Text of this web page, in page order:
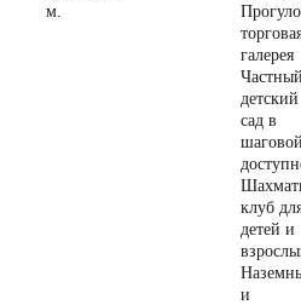
м.
галерея
Частный
детский
сад в
шаговой
клуб
детей и
и